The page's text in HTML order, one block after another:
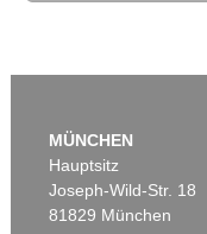
MÜNCHEN
Hauptsitz
Joseph-Wild-Str. 18
81829 München